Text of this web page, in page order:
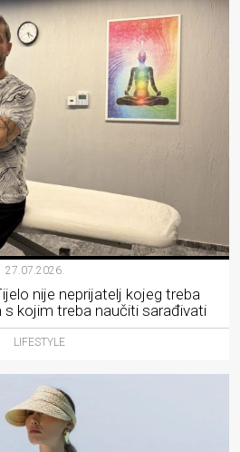
27.07.2026.
nije neprijatelj kojeg treba
kojim treba naučiti sarađivati
LIFESTYLE